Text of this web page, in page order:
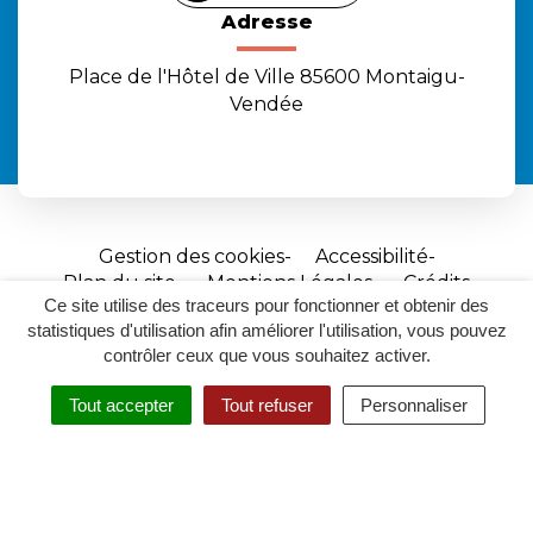
Ce site utilise des traceurs pour fonctionner et obtenir des
statistiques d'utilisation afin améliorer l'utilisation, vous pouvez
contrôler ceux que vous souhaitez activer.
Tout accepter Tout refuser Personnaliser
RECHERCHER
ACCESSIBILITÉ
Adresse
Place de l'Hôtel de Ville 85600 Montaigu-
Vendée
Gestion des cookies
Accessibilité
Plan du site
Mentions Légales
Crédits
Site
réalisé
par
Inovagora